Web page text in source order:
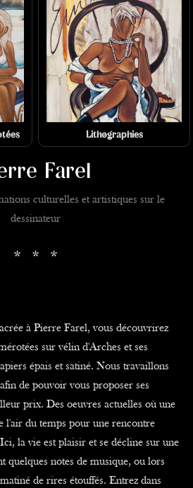
Lithographies
Farel
culturelles et artistiques sur le
dessinateur
* * *
à Pierre Farel, vous découvrirez
sur vélin d'Arches et ses
épais et satiné. Nous travaillons
de pouvoir vous proposer ses
prix. Des oeuvres actuelles où une
l'air du temps pour une rencontre
la vie est plaisir et se décline sur une
quelques notes de musique, ou lors
de rires étouffés. Entrez dans